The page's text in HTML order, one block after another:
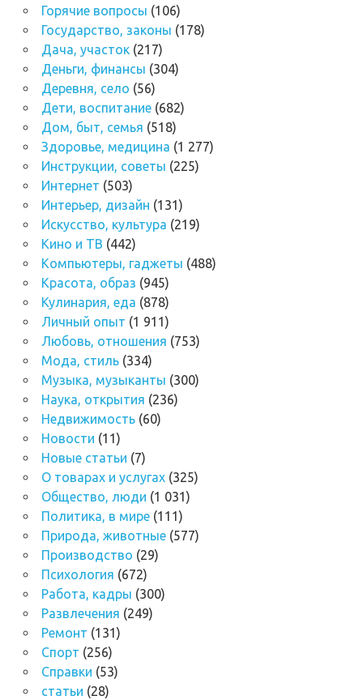
Горячие вопросы (106)
Государство, законы (178)
Дача, участок(217)
Деньги, финансы (304)
Деревня, село (56)
Дети, воспитание(682)
Дом, быт, семья (518)
Здоровье, медицина (1 277)
Инструкции, советы (225)
Интернет (503)
Интерьер, дизайн (131)
Искусство, культура (219)
Кино и ТВ (442)
Компьютеры, гаджеты (488)
Красота, образ (945)
Кулинария, еда (878)
Личный опыт (1 911)
Любовь, отношения (753)
Мода, стиль(334)
Музыка, музыканты (300)
Наука, открытия (236)
Недвижимость(60)
Новости (11)
Новые статьи (7)
О товарах и услугах(325)
Общество, люди (1 031)
Политика, в мире(111)
Природа, животные(577)
Производство (29)
Психология (672)
Работа, кадры (300)
Развлечения (249)
Ремонт (131)
Спорт (256)
Справки (53)
статьи (28)